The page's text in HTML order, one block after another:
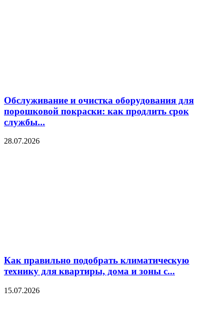
Обслуживание и очистка оборудования для
порошковой покраски: как продлить срок
службы...
28.07.2026
Как правильно подобрать климатическую
технику для квартиры, дома и зоны с...
15.07.2026